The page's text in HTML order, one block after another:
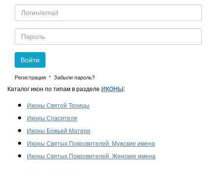
Email
Пароль
Войти
Регистрация · Забыли пароль?
Каталог икон по типам в разделе ИКОНЫ :
Иконы Святой Троицы
Иконы Спасителя
Иконы Божьей Матери
Иконы Святых Покровителей. Мужские имена
Иконы Святых Покровителей. Женские имена